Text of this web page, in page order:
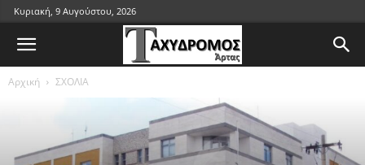
Κυριακή, 9 Αυγούστου, 2026
Αρχική ΣΧΟΛΙΑ